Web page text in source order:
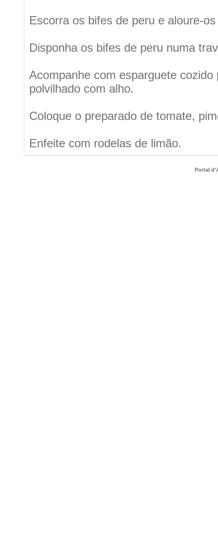
Escorra os bifes de peru e aloure-
Disponha os bifes de peru numa
Acompanhe com esparguete
polvilhado com alho.
Coloque o preparado de tomate,
Enfeite com rodelas de limão.
Portal